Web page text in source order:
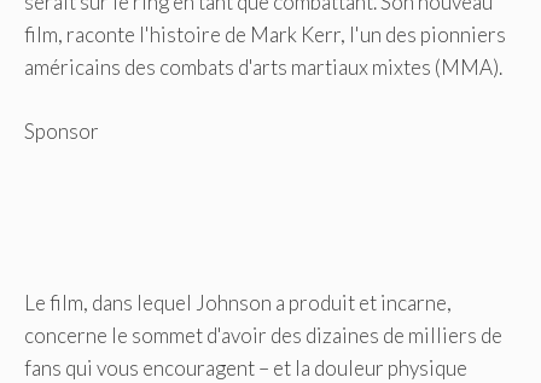
film, raconte l'histoire de Mark Kerr, l'un des pionniers
américains des combats d'arts martiaux mixtes (MMA).
Sponsor
Le film, dans lequel Johnson a produit et incarne,
concerne le sommet d'avoir des dizaines de milliers de
fans qui vous encouragent – et la douleur physique